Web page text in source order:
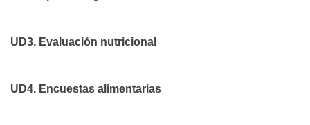
UD3. Evaluación nutricional
UD4. Encuestas alimentarias